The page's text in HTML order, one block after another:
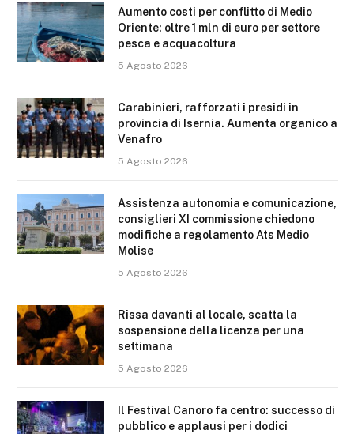
Aumento costi per conflitto di Medio
Oriente: oltre 1 mln di euro per settore
pesca e acquacoltura
5 Agosto 2026
Carabinieri, rafforzati i presidi in
provincia di Isernia. Aumenta organico a
Venafro
5 Agosto 2026
Assistenza autonomia e comunicazione,
consiglieri XI commissione chiedono
modifiche a regolamento Ats Medio
Molise
5 Agosto 2026
Rissa davanti al locale, scatta la
sospensione della licenza per una
settimana
5 Agosto 2026
Il Festival Canoro fa centro: successo di
pubblico e applausi per i dodici